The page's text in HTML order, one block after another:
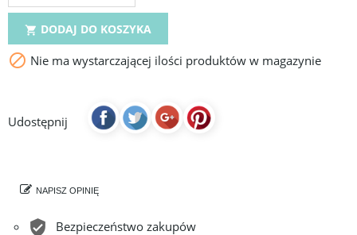
 DODAJ DO KOSZYKA
 Nie ma wystarczającej ilości produktów w magazynie
Udostępnij
NAPISZ OPINIĘ
Bezpieczeństwo zakupów